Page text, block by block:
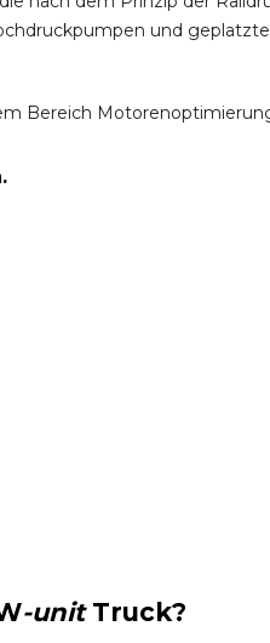
und
Bereich
-unit Truck?